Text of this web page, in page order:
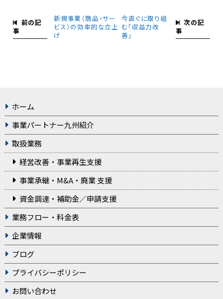
前の記
事
新規事業（商品・サー
ビス）の効率的な立上
げ
次の記
事
今直ぐに取り組
む「収益力改
善」
ホーム
事業パートナー九州紹介
取扱業務
経営改善・事業再生支援
事業承継・M&A・廃業 支援
資金調達・補助金／申請支援
業務フロー・料金表
企業情報
ブログ
プライバシーポリシー
お問い合わせ